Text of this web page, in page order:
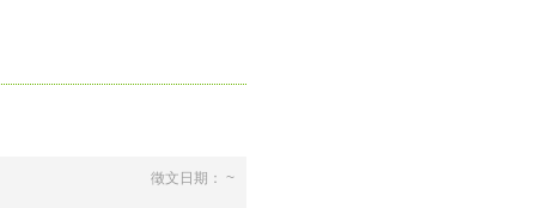
徵文日期： ~